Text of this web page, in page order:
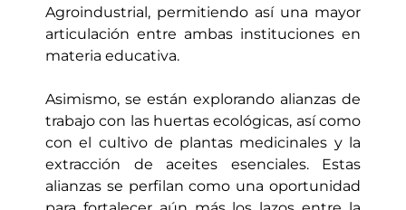
Agroindustrial, permitiendo así una mayor
articulación entre ambas instituciones en
materia educativa.
Asimismo, se están explorando alianzas de
trabajo con las huertas ecológicas, así como
con el cultivo de plantas medicinales y la
extracción de aceites esenciales. Estas
alianzas se perfilan como una oportunidad